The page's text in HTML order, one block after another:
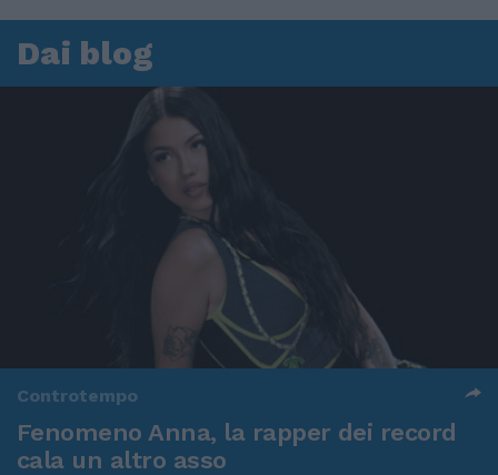
Dai blog
Controtempo
Fenomeno Anna, la rapper dei record
cala un altro asso